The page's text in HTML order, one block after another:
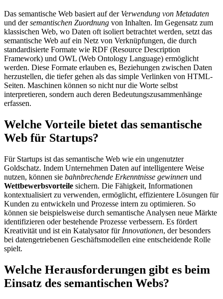
Das semantische Web basiert auf der Verwendung von Metadaten
und dersemantischen Zuordnung von Inhalten. Im Gegensatz zum
klassischen Web, wo Daten oft isoliert betrachtet werden, setzt das
semantische Web auf ein Netz von Verknüpfungen, die durch
standardisierte Formate wie RDF (Resource Description
Framework) und OWL (Web Ontology Language) ermöglicht
werden. Diese Formate erlauben es, Beziehungen zwischen Daten
herzustellen, die tiefer gehen als das simple Verlinken von HTML-
Seiten. Maschinen können so nicht nur die Worte selbst
interpretieren, sondern auch deren Bedeutungszusammenhänge
erfassen.
Welche Vorteile bietet das semantische
Web für Startups?
Für Startups ist das semantische Web wie ein ungenutzter
Goldschatz. Indem Unternehmen Daten auf intelligentere Weise
nutzen, können sie bahnbrechende Erkenntnisse gewinnen und
Wettbewerbsvorteile sichern. Die Fähigkeit, Informationen
kontextualisiert zu verwenden, ermöglicht, effizientere Lösungen für
Kunden zu entwickeln und Prozesse intern zu optimieren. So
können sie beispielsweise durch semantische Analysen neue Märkte
identifizieren oder bestehende Prozesse verbessern. Es fördert
Kreativität und ist ein Katalysator für Innovationen, der besonders
bei datengetriebenen Geschäftsmodellen eine entscheidende Rolle
spielt.
Welche Herausforderungen gibt es beim
Einsatz des semantischen Webs?